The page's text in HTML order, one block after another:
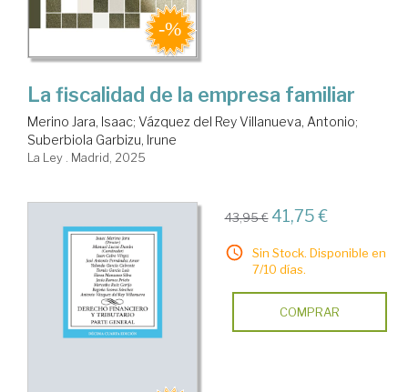
La fiscalidad de la empresa familiar
Merino Jara, Isaac; Vázquez del Rey Villanueva, Antonio;
Suberbiola Garbizu, Irune
La Ley . Madrid, 2025
43,95 € 41,75 €
Sin Stock. Disponible en
7/10 días.
COMPRAR